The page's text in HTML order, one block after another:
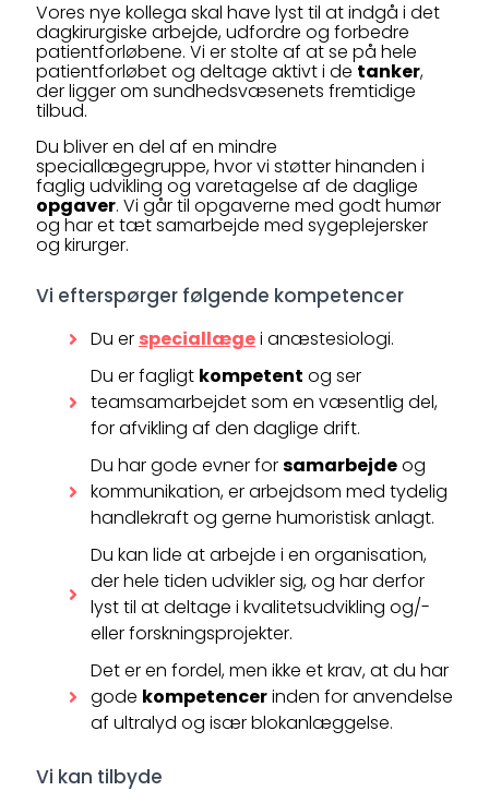
Vores nye kollega skal have lyst til at indgå i det
dagkirurgiske arbejde, udfordre og forbedre
patientforløbene. Vi er stolte af at se på hele
patientforløbet og deltage aktivt i de tanker,
der ligger om sundhedsvæsenets fremtidige
tilbud.
Du bliver en del af en mindre
speciallægegruppe, hvor vi støtter hinanden i
faglig udvikling og varetagelse af de daglige
opgaver. Vi går til opgaverne med godt humør
og har et tæt samarbejde med sygeplejersker
og kirurger.
Vi efterspørger følgende kompetencer
Du er speciallægei anæstesiologi.
Du er fagligt kompetent og ser
teamsamarbejdet som en væsentlig del,
for afvikling af den daglige drift.
Du har gode evner forsamarbejdeog
kommunikation, er arbejdsom med tydelig
handlekraft og gerne humoristisk anlagt.
Du kan lide at arbejde i en organisation,
der hele tiden udvikler sig, og har derfor
lyst til at deltage i kvalitetsudvikling og/-
eller forskningsprojekter.
Det er en fordel, men ikke et krav, at du har
gode kompetencerinden for anvendelse
af ultralyd og især blokanlæggelse.
Vi kan tilbyde